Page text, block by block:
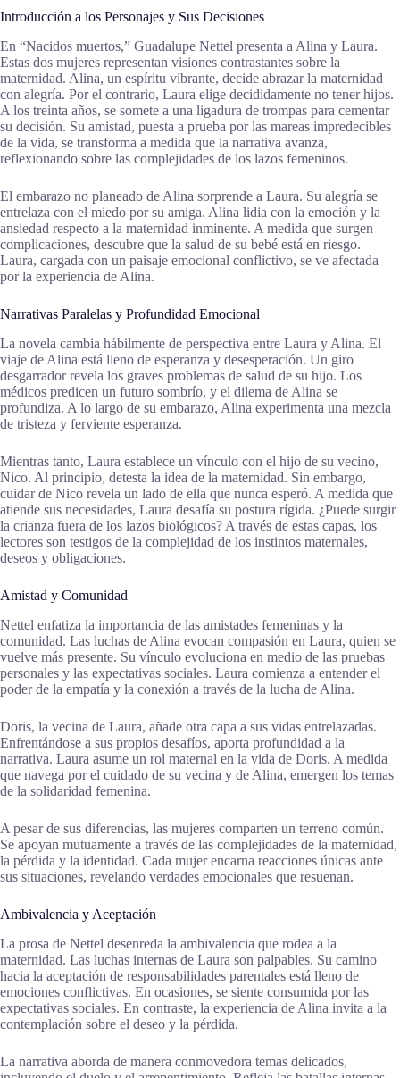
Introducción a los Personajes y Sus Decisiones
En “Nacidos muertos,” Guadalupe Nettel presenta a Alina y Laura.
Estas dos mujeres representan visiones contrastantes sobre la
maternidad. Alina, un espíritu vibrante, decide abrazar la maternidad
con alegría. Por el contrario, Laura elige decididamente no tener hijos.
A los treinta años, se somete a una ligadura de trompas para cementar
su decisión. Su amistad, puesta a prueba por las mareas impredecibles
de la vida, se transforma a medida que la narrativa avanza,
reflexionando sobre las complejidades de los lazos femeninos.
El embarazo no planeado de Alina sorprende a Laura. Su alegría se
entrelaza con el miedo por su amiga. Alina lidia con la emoción y la
ansiedad respecto a la maternidad inminente. A medida que surgen
complicaciones, descubre que la salud de su bebé está en riesgo.
Laura, cargada con un paisaje emocional conflictivo, se ve afectada
por la experiencia de Alina.
Narrativas Paralelas y Profundidad Emocional
La novela cambia hábilmente de perspectiva entre Laura y Alina. El
viaje de Alina está lleno de esperanza y desesperación. Un giro
desgarrador revela los graves problemas de salud de su hijo. Los
médicos predicen un futuro sombrío, y el dilema de Alina se
profundiza. A lo largo de su embarazo, Alina experimenta una mezcla
de tristeza y ferviente esperanza.
Mientras tanto, Laura establece un vínculo con el hijo de su vecino,
Nico. Al principio, detesta la idea de la maternidad. Sin embargo,
cuidar de Nico revela un lado de ella que nunca esperó. A medida que
atiende sus necesidades, Laura desafía su postura rígida. ¿Puede surgir
la crianza fuera de los lazos biológicos? A través de estas capas, los
lectores son testigos de la complejidad de los instintos maternales,
deseos y obligaciones.
Amistad y Comunidad
Nettel enfatiza la importancia de las amistades femeninas y la
comunidad. Las luchas de Alina evocan compasión en Laura, quien se
vuelve más presente. Su vínculo evoluciona en medio de las pruebas
personales y las expectativas sociales. Laura comienza a entender el
poder de la empatía y la conexión a través de la lucha de Alina.
Doris, la vecina de Laura, añade otra capa a sus vidas entrelazadas.
Enfrentándose a sus propios desafíos, aporta profundidad a la
narrativa. Laura asume un rol maternal en la vida de Doris. A medida
que navega por el cuidado de su vecina y de Alina, emergen los temas
de la solidaridad femenina.
A pesar de sus diferencias, las mujeres comparten un terreno común.
Se apoyan mutuamente a través de las complejidades de la maternidad,
la pérdida y la identidad. Cada mujer encarna reacciones únicas ante
sus situaciones, revelando verdades emocionales que resuenan.
Ambivalencia y Aceptación
La prosa de Nettel desenreda la ambivalencia que rodea a la
maternidad. Las luchas internas de Laura son palpables. Su camino
hacia la aceptación de responsabilidades parentales está lleno de
emociones conflictivas. En ocasiones, se siente consumida por las
expectativas sociales. En contraste, la experiencia de Alina invita a la
contemplación sobre el deseo y la pérdida.
La narrativa aborda de manera conmovedora temas delicados,